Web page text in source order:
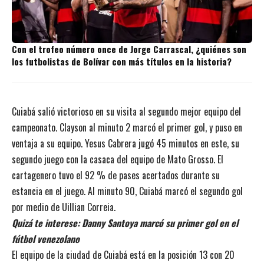
Con el trofeo número once de Jorge Carrascal, ¿quiénes son
los futbolistas de Bolívar con más títulos en la historia?
Cuiabá salió victorioso en su visita al segundo mejor equipo del
campeonato. Clayson al minuto 2 marcó el primer gol, y puso en
ventaja a su equipo. Yesus Cabrera jugó 45 minutos en este, su
segundo juego con la casaca del equipo de Mato Grosso. El
cartagenero tuvo el 92 % de pases acertados durante su
estancia en el juego. Al minuto 90, Cuiabá marcó el segundo gol
por medio de Uillian Correia.
Quizá te interese:Danny Santoya marcó su primer gol en el
fútbol venezolano
El equipo de la ciudad de Cuiabá está en la posición 13 con 20